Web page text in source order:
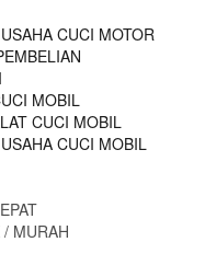
CUCI MOTOR
MOBIL
CUCI MOBIL
CUCI MOBIL
/ MURAH